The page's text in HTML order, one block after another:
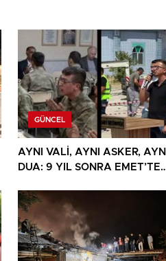
GÜNCEL
AYNI VALİ, AYNI ASKER, AYNI
DUA: 9 YIL SONRA EMET’TE